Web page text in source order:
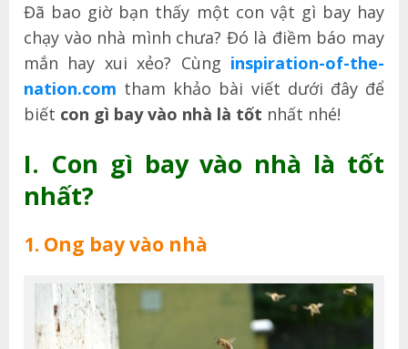
Đã bao giờ bạn thấy một con vật gì bay hay
chạy vào nhà mình chưa? Đó là điềm báo may
mắn hay xui xẻo? Cùng inspiration-of-the-
nation.com tham khảo bài viết dưới đây để
biết con gì bay vào nhà là tốt nhất nhé!
I. Con gì bay vào nhà là tốt
nhất?
1. Ong bay vào nhà